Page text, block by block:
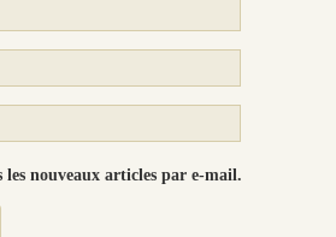
les nouveaux articles par e-mail.